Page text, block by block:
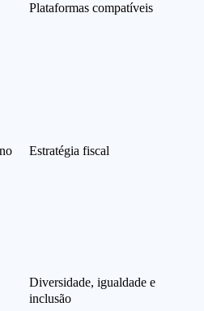
Plataformas compatíveis
Estratégia fiscal
Diversidade, igualdade e
inclusão